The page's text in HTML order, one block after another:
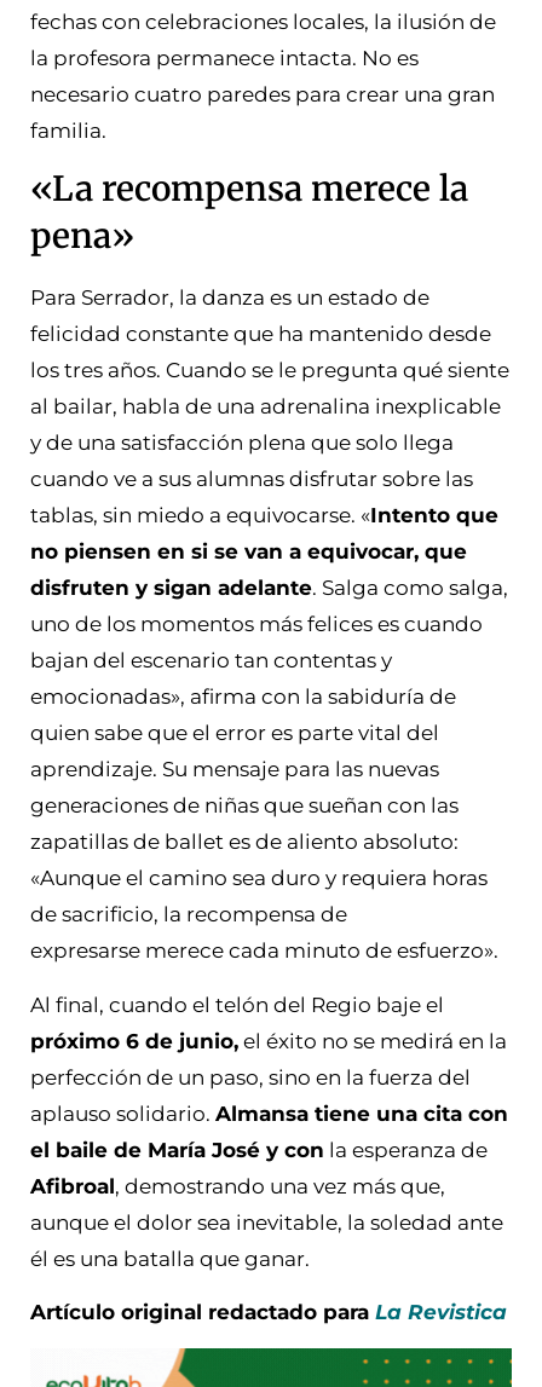
fechas con celebraciones locales, la ilusión de
la profesora permanece intacta. No es
necesario cuatro paredes para crear una gran
familia.
«La recompensa merece la
pena»
Para Serrador, la danza es un estado de
felicidad constante que ha mantenido desde
los tres años. Cuando se le pregunta qué siente
al bailar, habla de una adrenalina inexplicable
y de una satisfacción plena que solo llega
cuando ve a sus alumnas disfrutar sobre las
tablas, sin miedo a equivocarse. «Intento que
no piensen en si se van a equivocar, que
disfruten y sigan adelante. Salga como salga,
uno de los momentos más felices es cuando
bajan del escenario tan contentas y
emocionadas», afirma con la sabiduría de
quien sabe que el error es parte vital del
aprendizaje. Su mensaje para las nuevas
generaciones de niñas que sueñan con las
zapatillas de ballet es de aliento absoluto:
«Aunque el camino sea duro y requiera horas
de sacrificio, la recompensa de
expresarse merece cada minuto de esfuerzo».
Al final, cuando el telón del Regio baje el
próximo 6 de junio, el éxito no se medirá en la
perfección de un paso, sino en la fuerza del
aplauso solidario. Almansa tiene una cita con
el baile de María José y con la esperanza de
Afibroal, demostrando una vez más que,
aunque el dolor sea inevitable, la soledad ante
él es una batalla que ganar.
Artículo original redactado para La Revistica